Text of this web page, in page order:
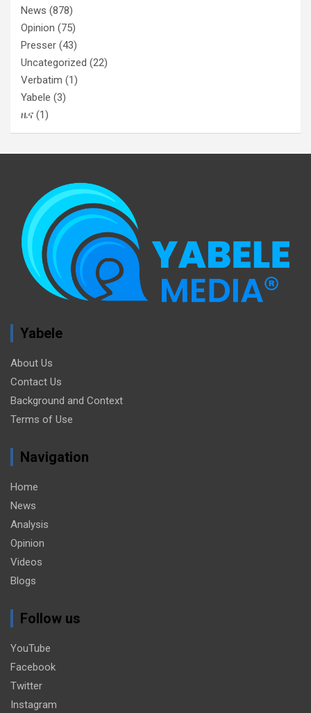
News (878)
Opinion (75)
Presser (43)
Uncategorized (22)
Verbatim (1)
Yabele (3)
ዜና (1)
Yabele
About Us
Contact Us
Background and Context
Terms of Use
Navigation
Home
News
Analysis
Opinion
Videos
Blogs
Follow us
YouTube
Facebook
Twitter
Instagram